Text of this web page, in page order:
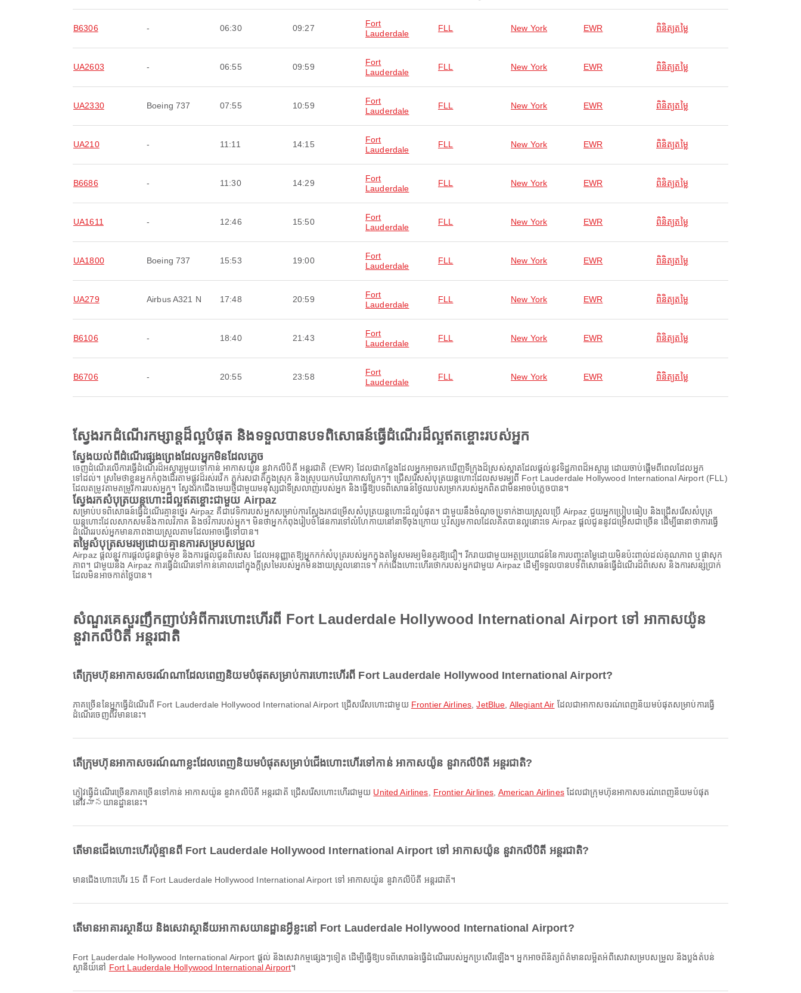
B6306 - 06:30 09:27
Fort
Lauderdale
FLL New York EWR ពិនិត្យតម្លៃ
UA2603 - 06:55 09:59
Fort
Lauderdale
FLL New York EWR ពិនិត្យតម្លៃ
UA2330 Boeing 737 07:55 10:59
Fort
Lauderdale
FLL New York EWR ពិនិត្យតម្លៃ
UA210 - 11:11 14:15
Fort
Lauderdale
FLL New York EWR ពិនិត្យតម្លៃ
B6686 - 11:30 14:29
Fort
Lauderdale
FLL New York EWR ពិនិត្យតម្លៃ
UA1611 - 12:46 15:50
Fort
Lauderdale
FLL New York EWR ពិនិត្យតម្លៃ
UA1800 Boeing 737 15:53 19:00
Fort
Lauderdale
FLL New York EWR ពិនិត្យតម្លៃ
UA279 Airbus A321 N 17:48 20:59
Fort
Lauderdale
FLL New York EWR ពិនិត្យតម្លៃ
B6106 - 18:40 21:43
Fort
Lauderdale
FLL New York EWR ពិនិត្យតម្លៃ
B6706 - 20:55 23:58
Fort
Lauderdale
FLL New York EWR ពិនិត្យតម្លៃ
ស្វែងរកដំណើរកម្សាន្តដ៏ល្អបំផុត និងទទួលបានបទពិសោធន៍ធ្វើដំណើរដ៏ល្អឥតខ្ចោះរបស់អ្នក
ស្វែងយល់ពីដំណើរផ្សងព្រេងដែលអ្នកមិនដែលភ្លេច
ចេញដំណើរលើការធ្វើដំណើរដ៏អស្ចារ្យមួយទៅកាន់ អាកាសយ៉ូន នួវាកលីបិតី អន្តរជាតិ (EWR) ដែលជាកន្លែងដែលអ្នកអាចរកឃើញទីក្រុងដ៏ស្រស់ស្អាតដែលផ្តល់នូវទិដ្ឋភាពដ៏អស្ចារ្យ ដោយចាប់ផ្តើមពីពេលដែលអ្នក
ទៅដល់។ ស្រមៃថាខ្លួនអ្នកកំពុងដើរតាមផ្លូវដ៏រស់រវើក ភ្លក់រសជាតិក្នុងស្រុក និងស្រូបយកបរិយាកាសប្លែកៗ។ ជ្រើសរើសសំបុត្រយន្តហោះដែលសមរម្យពី Fort Lauderdale Hollywood International Airport (FLL)
ដែលតម្រូវតាមតម្រូវការរបស់អ្នក។ ស្វែងរកជើងមេឃថ្មីជាមួយមនុស្សជាទីស្រលាញ់របស់អ្នក និងធ្វើឱ្យបទពិសោធន៍ថ្ងៃឈប់សម្រាករបស់អ្នកពិតជាមិនអាចបំភ្លេចបាន។
ស្វែងរកសំបុត្រយន្តហោះដ៏ល្អឥតខ្ចោះជាមួយ Airpaz
សម្រាប់បទពិសោធន៍ធ្វើដំណើរគ្មានថ្នេរ Airpaz គឺជាវេទិការបស់អ្នកសម្រាប់ការស្វែងរកជម្រើសសំបុត្រយន្តហោះដ៏ល្អបំផុត។ ជាមួយនឹងចំណុចប្រទាក់ងាយស្រួលប្រើ Airpaz ជួយអ្នកប្រៀបធៀប និងជ្រើសរើសសំបុត្រ
យន្តហោះដែលសាកសមនឹងកាលវិភាគ និងថវិការបស់អ្នក។ មិនថាអ្នកកំពុងរៀបចំផែនការទៅលំហែកាយនៅនាទីចុងក្រោយ ឬវិស្សមកាលដែលគិតបានល្អនោះទេ Airpaz ផ្តល់ជូននូវជម្រើសជាច្រើន ដើម្បីធានាថាការធ្វើ
ដំណើររបស់អ្នកមានភាពងាយស្រួលតាមដែលអាចធ្វើទៅបាន។
តម្លៃសំបុត្រសមរម្យដោយគ្មានការសម្របសម្រួល
Airpaz ផ្តល់នូវការផ្តល់ជូនផ្តាច់មុខ និងការផ្តល់ជូនពិសេស ដែលអនុញ្ញាតឱ្យអ្នកកក់សំបុត្ររបស់អ្នកក្នុងតម្លៃសមរម្យមិនគួរឱ្យជឿ។ រីករាយជាមួយអត្ថប្រយោជន៍នៃការបញ្ចុះតម្លៃដោយមិនប៉ះពាល់ដល់គុណភាព ឬផាសុក
ភាព។ ជាមួយនឹង Airpaz ការធ្វើដំណើរទៅកាន់គោលដៅក្នុងក្តីស្រមៃរបស់អ្នកមិនងាយស្រួលនោះទេ។ កក់ជើងហោះហើរថោករបស់អ្នកជាមួយ Airpaz ដើម្បីទទួលបានបទពិសោធន៍ធ្វើដំណើរដ៏ពិសេស និងការសន្សំប្រាក់
ដែលមិនអាចកាត់ថ្លៃបាន។
សំណួរគេសួរញឹកញាប់អំពីការហោះហើរពី Fort Lauderdale Hollywood International Airport ទៅ អាកាសយ៉ូន
នួវាកលីបិតី អន្តរជាតិ
តើក្រុមហ៊ុនអាកាសចរណ៍ណាដែលពេញនិយមបំផុតសម្រាប់ការហោះហើរពី Fort Lauderdale Hollywood International Airport?
ភាគច្រើននៃអ្នកធ្វើដំណើរពី Fort Lauderdale Hollywood International Airport ជ្រើសរើសហោះជាមួយ Frontier Airlines ,JetBlue Allegiant Air ដែលជាអាកាសចរណ៍ពេញនិយមបំផុតសម្រាប់ការធ្វើ
ដំណើរចេញពីវិមាននេះ។
តើក្រុមហ៊ុនអាកាសចរណ៍ណាខ្លះដែលពេញនិយមបំផុតសម្រាប់ជើងហោះហើរទៅកាន់ អាកាសយ៉ូន នួវាកលីបិតី អន្តរជាតិ?
ភ្ញៀវធ្វើដំណើរច្រើនភាគច្រើនទៅកាន់ អាកាសយ៉ូន នួវាកលីបិតី អន្តរជាតិ ជ្រើសរើសហោះហើរជាមួយ United Airlines Frontier Airlines American Airlinesដែលជាក្រុមហ៊ុនអាកាសចរណ៍ពេញនិយមបំផុត
នៅវిమానយានដ្ឋាននេះ។
តើមានជើងហោះហើរប៉ុន្មានពី Fort Lauderdale Hollywood International Airport ទៅ អាកាសយ៉ូន នួវាកលីបិតី អន្តរជាតិ?
មានជើងហោះហើរ 15 ពី Fort Lauderdale Hollywood International Airport ទៅ អាកាសយ៉ូន នួវាកលីបិតី អន្តរជាតិ។
តើមានអាគារស្ថានីយ និងសេវាស្ថានីយអាកាសយានដ្ឋានអ្វីខ្លះនៅ Fort Lauderdale Hollywood International Airport?
Fort Lauderdale Hollywood International Airport ផ្តល់ និងសេវាកម្មផ្សេងៗទៀត ដើម្បីធ្វើឱ្យបទពិសោធន៍ធ្វើដំណើររបស់អ្នកប្រសើរឡើង។ អ្នកអាចពិនិត្យព័ត៌មានលម្អិតអំពីសេវាសម្របសម្រួល និងប្លង់តំបន់
ស្ថានីយ៍នៅ Fort Lauderdale Hollywood International Airport។